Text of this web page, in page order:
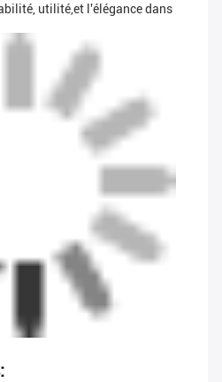
utilité,et l'élégance dans